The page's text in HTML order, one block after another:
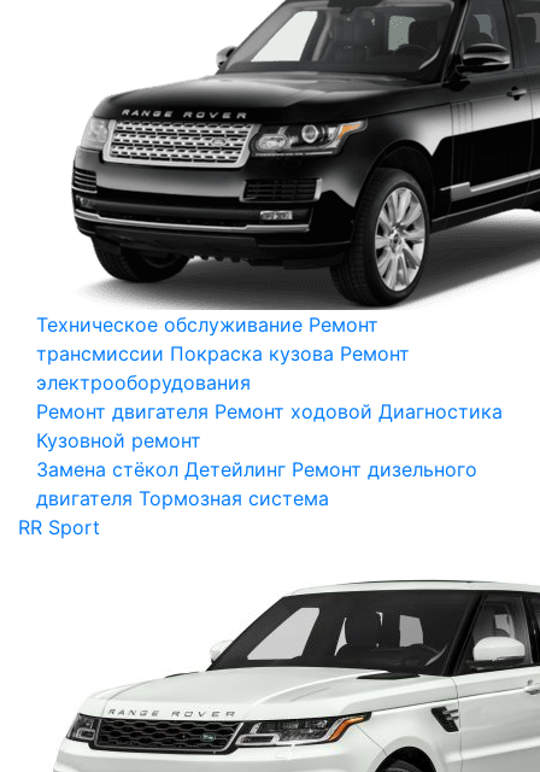
Техническое обслуживание Ремонт
трансмиссии Покраска кузова Ремонт
электрооборудования
Ремонт двигателя Ремонт ходовой Диагностика
Кузовной ремонт
Замена стёкол Детейлинг Ремонт дизельного
двигателя Тормозная система
RR Sport